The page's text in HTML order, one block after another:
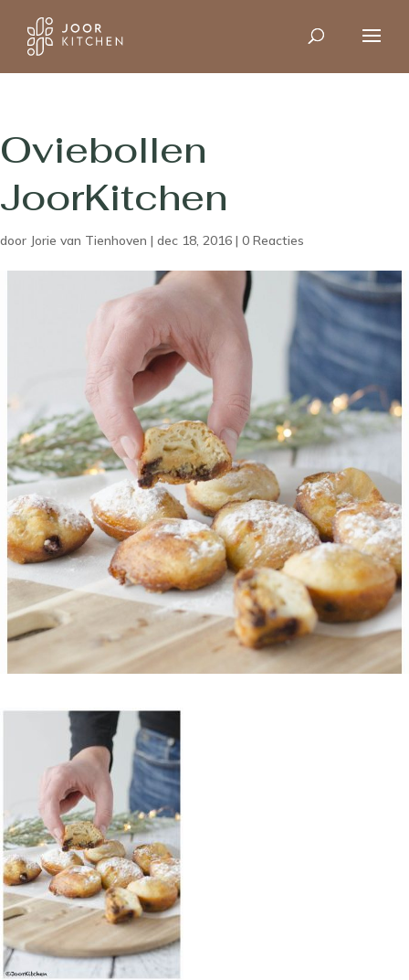
Oviebollen
JoorKitchen
door Jorie van Tienhoven | dec 18, 2016 | 0 Reacties